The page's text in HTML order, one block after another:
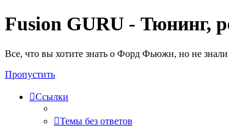
Fusion GURU - Тюнинг,
Все, что вы хотите знать о Форд Фьюжн, но не знали
Пропустить
Ссылки
Темы без ответов